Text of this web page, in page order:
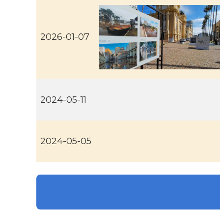
2026-01-07
2024-05-11
2024-05-05